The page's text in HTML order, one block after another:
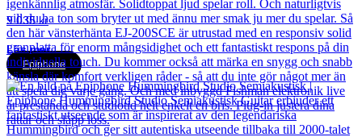
9 035kr
Läs mer
Epiphone